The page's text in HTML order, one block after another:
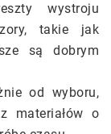
wystroju
takie jak
są dobrym
od wyboru,
materiałów o